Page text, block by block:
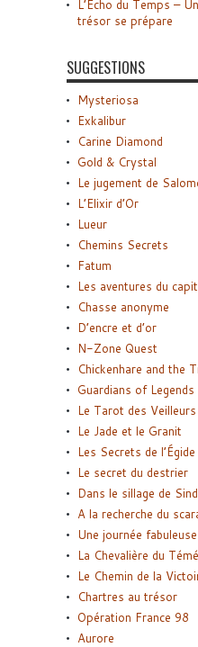
L’Écho du Temps –
trésor se prépare
SUGGESTIONS
Mysteriosa
Exkalibur
Carine Diamond
Gold & Crystal
Le jugement de
L’Elixir d’Or
Lueur
Chemins Secrets
Fatum
Les aventures du
Chasse anonyme
D’encre et d’or
N-Zone Quest
Chickenhare and the
Guardians of Legends
Le Tarot des Veilleurs
Le Jade et le Granit
Les Secrets de l’Égide
Le secret du destrier
Dans le sillage de
A la recherche du
Une journée fabuleuse
La Chevalière du
Le Chemin de la
Chartres au trésor
Opération France 98
Aurore